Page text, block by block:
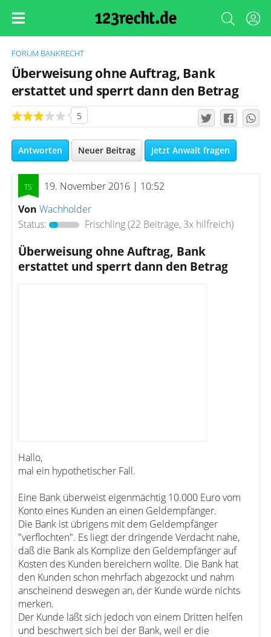
FORUM BANKRECHT
Überweisung ohne Auftrag, Bank
erstattet und sperrt dann den Betrag
5
Antworten Neuer Beitrag Jetzt Anwalt fragen
19. November 2016 | 10:52
Von Wachholder
Status:
Frischling(22 Beiträge, 3x hilfreich)
Überweisung ohne Auftrag, Bank
erstattet und sperrt dann den Betrag
Hallo,
mal ein hypothetischer Fall.
Eine Bank überweist eigenmächtig 10.000 Euro vom
Konto eines Kunden an einen Geldempfänger.
Die Bank ist übrigens mit dem Geldempfänger
"verflochten". Es liegt der dringende Verdacht nahe,
daß die Bank als Komplize den Geldempfänger auf
Kosten des Kunden bereichern wollte. Die Bank hat
den Kunden schon mehrfach abgezockt und nahm
anscheinend deswegen an, der Kunde würde nichts
merken.
Der Kunde läßt sich jedoch von einem Dritten helfen
und beschwert sich bei der Bank, weil er die